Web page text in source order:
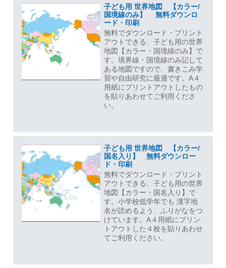
子ども用 世界地図 【カラー/
国境線のみ】 無料ダウンロ
ード・印刷
無料でダウンロード・プリント
アウトできる、子ども用の世界
地図【カラー・国境線のみ】で
す。境界線・国境線のみ記して
ある地図ですので、書きこみ学
習や自由研究に最適です。A４
用紙にプリントアウトしたもの
を貼りあわせてご利用くださ
い。
子ども用 世界地図 【カラー/
国名入り】 無料ダウンロー
ド・印刷
無料でダウンロード・プリント
アウトできる、子ども用の世界
地図【カラー・国名入り】で
す。小学校低学年でも 漢字地
名が読めるよう、ふりがなをつ
けています。A４用紙にプリン
トアウトした４枚を貼りあわせ
てご利用ください。